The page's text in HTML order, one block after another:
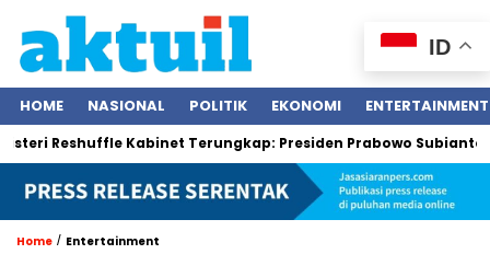
HOME NASIONAL POLITIK EKONOMI ENTERTAINMENT
Kabinet Terungkap: Presiden Prabowo Subianto
Home / Entertainment
ID